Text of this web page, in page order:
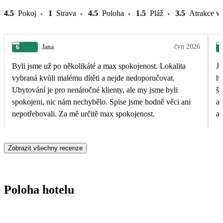
4.5 Pokoj 1 Strava 4.5 Poloha 1.5 Pláž 3.5 Atrakce v
6 Jana čvn 2026
Byli jsme už po několikáté a max spokojenost. Lokalita
vybraná kvůli malému dítěti a nejde nedoporučovat.
Ubytování je pro nenáročné klienty, ale my jsme byli
spokojeni, nic nám nechybělo. Spise jsme hodně věci ani
nepotřebovali. Za mě určitě max spokojenost.
a
Zobrazit všechny recenze
Poloha hotelu